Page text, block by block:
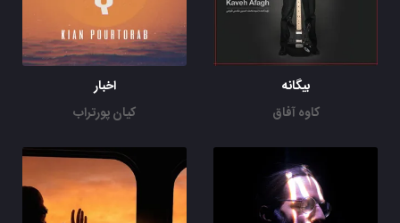
بیگانه
کاوه آفاق
اخبار
کیان پورتراب